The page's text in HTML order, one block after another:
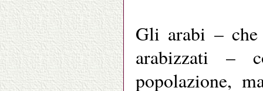
Gli arabi – che
arabizzati –
popolazione,